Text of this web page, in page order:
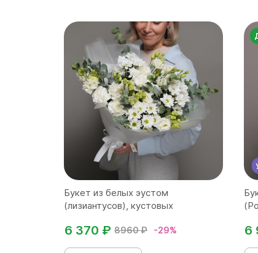
Букет из белых эустом
(лизиантусов), кустовых
8960 ₽ -29%
6 370 ₽ 6